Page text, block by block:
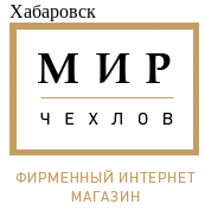
Хабаровск